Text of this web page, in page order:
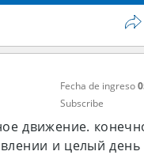
Fecha de ingreso
Subscribe
движение.
и целый день